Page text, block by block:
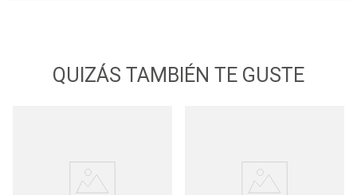
QUIZÁS TAMBIÉN TE GUSTE